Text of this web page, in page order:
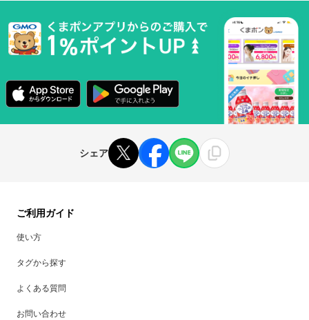
シェア
ご利用ガイド
使い方
タグから探す
よくある質問
お問い合わせ